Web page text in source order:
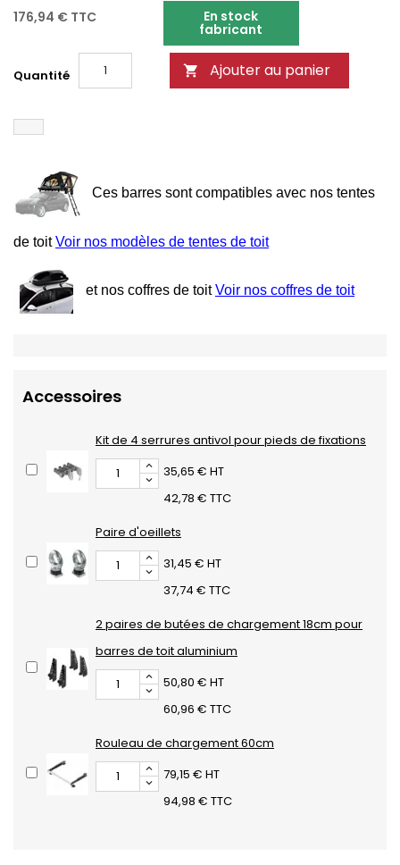
176,94 € TTC En stock
fabricant
Quantité  Ajouter au panier
Ces barres sont compatibles avec nos tentes
de toitVoir nos modèles de tentes de toit
et nos coffres de toitVoir nos coffres de toit
Accessoires
Kit de 4 serrures antivol pour pieds de fixations
35,65 € HT
42,78 € TTC
Paire d'oeillets
31,45 € HT
37,74 € TTC
2 paires de butées de chargement 18cm pour
barres de toit aluminium
50,80 € HT
60,96 € TTC
Rouleau de chargement 60cm
79,15 € HT
94,98 € TTC